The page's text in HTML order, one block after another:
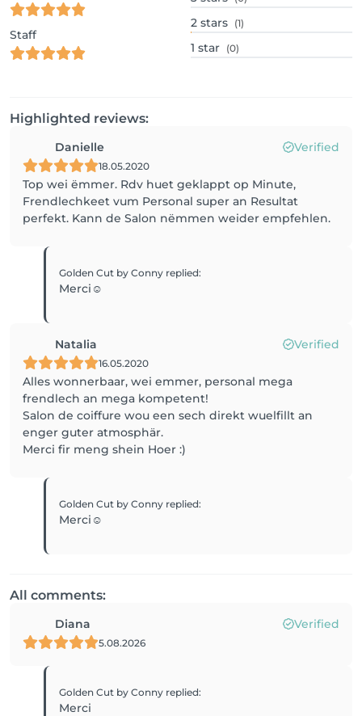
Staff
2 stars (1)
1 star (0)
Highlighted reviews:
Danielle Verified
18.05.2020
Top wei ëmmer. Rdv huet geklappt op Minute,
Frendlechkeet vum Personal super an Resultat
perfekt. Kann de Salon nëmmen weider empfehlen.
Golden Cut by Conny replied:
Merci☺️
Natalia Verified
16.05.2020
Alles wonnerbaar, wei emmer, personal mega
frendlech an mega kompetent!
Salon de coiffure wou een sech direkt wuelfillt an
enger guter atmosphär.
Merci fir meng shein Hoer :)
Golden Cut by Conny replied:
Merci☺️
All comments:
Diana Verified
5.08.2026
Golden Cut by Conny replied:
Merci